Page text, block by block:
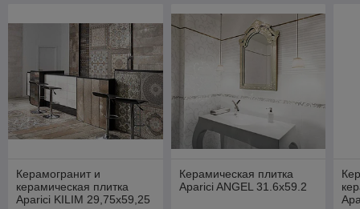
Керамогранит и
керамическая плитка
Aparici KILIM 29,75х59,25
Керамическая плитка
Aparici ANGEL 31.6x59.2